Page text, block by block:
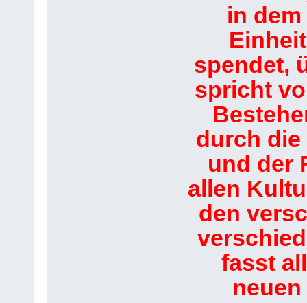
in
spendet,
spricht
durch die
und der
allen
den
fasst